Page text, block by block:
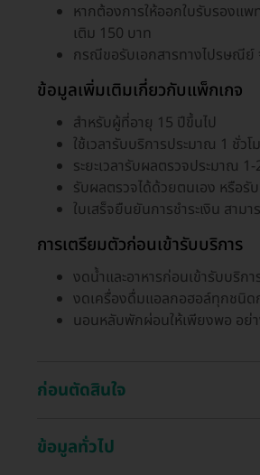
หากต้องการให้ออกใบรับรองแ
เติม 150 บาท
กรณีขอรับเอกสารทางไปรษณีย์
ข้อมูลเพิ่มเติมเกี่ยวกับแพ็กเกจ
สำหรับผู้ที่อายุ 15 ปีขึ้นไป
ใช้เวลารับบริการประมาณ 1 ชั่
ระยะเวลารับผลตรวจประมาณ 1-
รับผลตรวจได้ด้วยตนเอง หรือรั
ใบเสร็จยืนยันการชำระเงิน สาม
การเตรียมตัวก่อนเข้ารับบริการ
งดน้ำและอาหารก่อนเข้ารับบริก
งดเครื่องดื่มแอลกอฮอล์ทุกชนิด
นอนหลับพักผ่อนให้เพียงพอ อย่
ก่อนตัดสินใจ
ข้อมูลทั่วไป